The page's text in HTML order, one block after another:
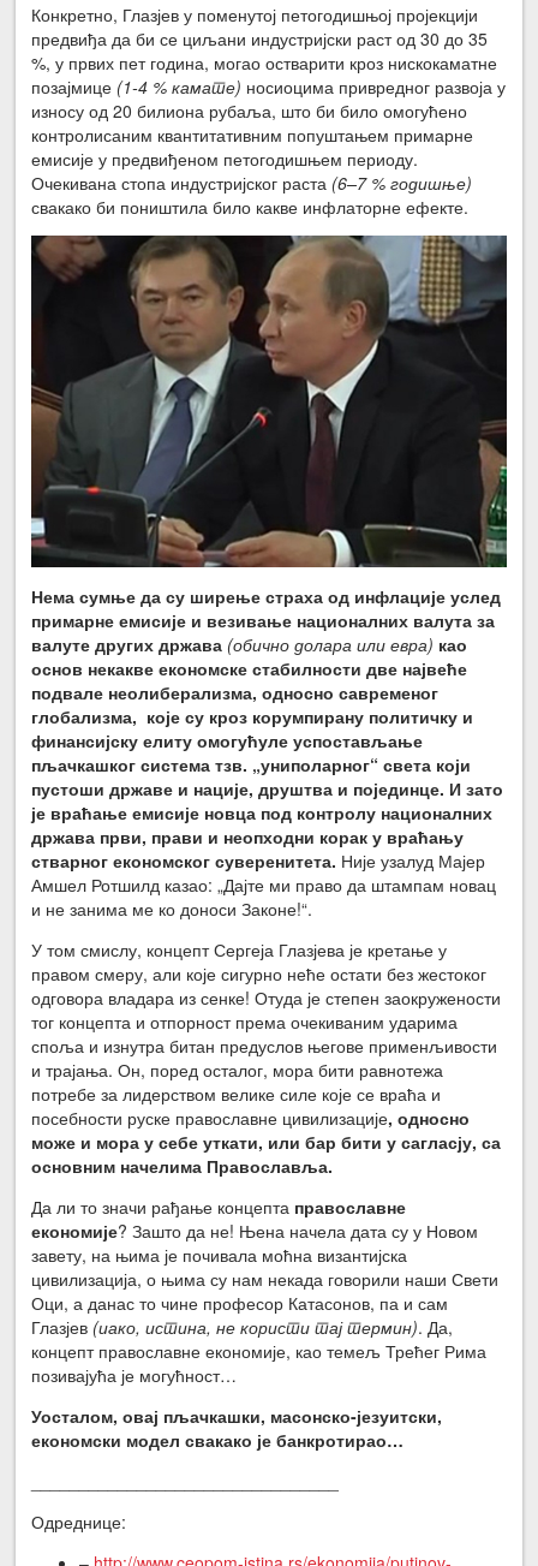
Конкретно, Глазјев у поменутој петогодишњој пројекцији
предвиђа да би се циљани индустријски раст од 30 до 35
%, у првих пет година, могао остварити кроз нискокаматне
позајмице (1-4 % камате) носиоцима привредног развоја у
износу од 20 билиона рубаља, што би било омогућено
контролисаним квантитативним попуштањем примарне
емисије у предвиђеном петогодишњем периоду.
Очекивана стопа индустријског раста (6–7 % годишње)
свакако би поништила било какве инфлаторне ефекте.
Нема сумње да су ширење страха од инфлације услед
примарне емисије и везивање националних валута за
валуте других држава (обично долара или евра) као
основ некакве економске стабилности две највеће
подвале неолиберализма, односно савременог
глобализма, које су кроз корумпирану политичку и
финансијску елиту омогућуле успостављање
пљачкашког система тзв. „униполарног“ света који
пустоши државе и нације, друштва и појединце. И зато
је враћање емисије новца под контролу националних
држава први, прави и неопходни корак у враћању
стварног економског суверенитета. Није узалуд Мајер
Амшел Ротшилд казао: „Дајте ми право да штампам новац
и не занима ме ко доноси Законе!“.
У том смислу, концепт Сергеја Глазјева је кретање у
правом смеру, али које сигурно неће остати без жестоког
одговора владара из сенке! Отуда је степен заокружености
тог концепта и отпорност према очекиваним ударима
споља и изнутра битан предуслов његове применљивости
и трајања. Он, поред осталог, мора бити равнотежа
потребе за лидерством велике силе које се враћа и
посебности руске православне цивилизације, односно
може и мора у себе уткати, или бар бити у сагласју, са
основним начелима Православља.
Да ли то значи рађање концепта православне
економије? Зашто да не! Њена начела дата су у Новом
завету, на њима је почивала моћна византијска
цивилизација, о њима су нам некада говорили наши Свети
Оци, а данас то чине професор Катасонов, па и сам
Глазјев (иако, истина, не користи тај термин). Да,
концепт православне економије, као темељ Трећег Рима
позивајућа је могућност…
Уосталом, овај пљачкашки, масонско-језуитски,
економски модел свакако је банкротирао…
Одреднице: